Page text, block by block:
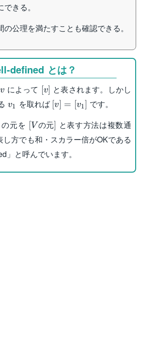
きる。
公理を満たすことも確認できる。
defined とは？
v
v によって [v]
[v] と表されます。しかし
v_1
v1 を取れば [v]
[v_1]
[v] = [v1] です。
の元を [V\text{の
元}]
[V の元] と表す方法は複数通
し方でも和・スカラー倍がOKである
」と呼んでいます。